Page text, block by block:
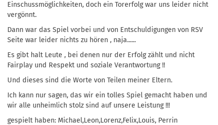
Einschussmöglichkeiten, doch ein Torerfolg war uns leider nicht
vergönnt.
Dann war das Spiel vorbei und von Entschuldigungen von RSV
Seite war leider nichts zu hören , naja......
Es gibt halt Leute , bei denen nur der Erfolg zählt und nicht
Fairplay und Respekt und soziale Verantwortung !!
Und dieses sind die Worte von Teilen meiner Eltern.
Ich kann nur sagen, das wir ein tolles Spiel gemacht haben und
wir alle unheimlich stolz sind auf unsere Leistung !!!
gespielt haben: Michael,Leon,Lorenz,Felix,Louis, Perrin